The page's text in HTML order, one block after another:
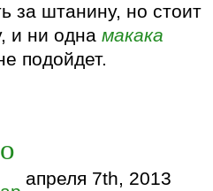
за штанину, но стоит
и ни однамакака
подойдет.
апреля 7th, 2013